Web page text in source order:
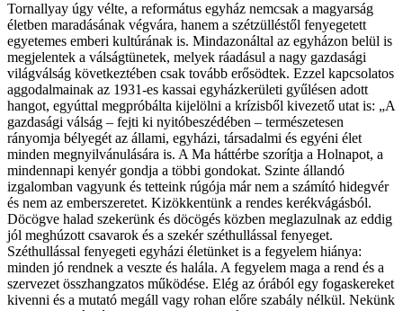
Tornallyay úgy vélte, a református egyház nemcsak a magyarság
életben maradásának végvára, hanem a szétzülléstől fenyegetett
egyetemes emberi kultúrának is. Mindazonáltal az egyházon belül is
megjelentek a válságtünetek, melyek ráadásul a nagy gazdasági
világválság következtében csak tovább erősödtek. Ezzel kapcsolatos
aggodalmainak az 1931-es kassai egyházkerületi gyűlésen adott
hangot, egyúttal megpróbálta kijelölni a krízisből kivezető utat is: „A
gazdasági válság – fejti ki nyitóbeszédében – természetesen
rányomja bélyegét az állami, egyházi, társadalmi és egyéni élet
minden megnyilvánulására is. A Ma háttérbe szorítja a Holnapot, a
mindennapi kenyér gondja a többi gondokat. Szinte állandó
izgalomban vagyunk és tetteink rúgója már nem a számító hidegvér
és nem az emberszeretet. Kizökkentünk a rendes kerékvágásból.
Döcögve halad szekerünk és döcögés közben meglazulnak az eddig
jól meghúzott csavarok és a szekér széthullással fenyeget.
Széthullással fenyegeti egyházi életünket is a fegyelem hiánya:
minden jó rendnek a veszte és halála. A fegyelem maga a rend és a
szervezet összhangzatos működése. Elég az órából egy fogaskereket
kivenni és a mutató megáll vagy rohan előre szabály nélkül. Nekünk